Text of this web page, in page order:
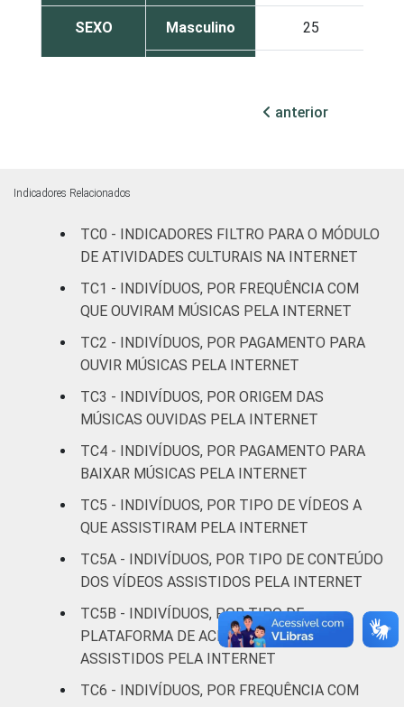
SEXO Masculino 25
26
Amarela 25
Indígena 15
Não
respondeu
9
GRAU DE
INSTRUÇÃO
Analfabeto /
Educação
infantil
2
Médio 26
Superior 50
FAIXA
ETÁRIA
De 10 a 15
anos
25
De 16 a 24
38
anterior
Indicadores Relacionados
TC0 - INDICADORES FILTRO PARA O MÓDULO
DE ATIVIDADES CULTURAIS NA INTERNET
TC1 - INDIVÍDUOS, POR FREQUÊNCIA COM
QUE OUVIRAM MÚSICAS PELA INTERNET
TC2 - INDIVÍDUOS, POR PAGAMENTO PARA
OUVIR MÚSICAS PELA INTERNET
TC3 - INDIVÍDUOS, POR ORIGEM DAS
MÚSICAS OUVIDAS PELA INTERNET
TC4 - INDIVÍDUOS, POR PAGAMENTO PARA
BAIXAR MÚSICAS PELA INTERNET
TC5 - INDIVÍDUOS, POR TIPO DE VÍDEOS A
QUE ASSISTIRAM PELA INTERNET
TC5A - INDIVÍDUOS, POR TIPO DE CONTEÚDO
DOS VÍDEOS ASSISTIDOS PELA INTERNET
TC5B - INDIVÍDUOS, POR TIPO DE
PLATAFORMA DE ACESSO AOS VÍDEOS
ASSISTIDOS PELA INTERNET
TC6 - INDIVÍDUOS, POR FREQUÊNCIA COM